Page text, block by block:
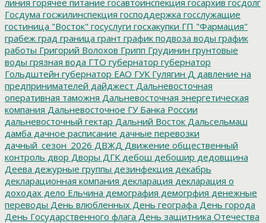
Госдума госжилинспекция господдержка госслужащие
гостиница "Восток" госуслуги госхакупки ГП "Фармация"
грабеж град граница грант график подвоза воды график
работы Григорий Волохов Грипп Грудинин грунтовые
воды грязная вода ГТО губернатор губернатор
Гольдштейн губернатор ЕАО ГУК Гулягин Д давление на
предпринимателей дайджест Дальневосточная
оперативная таможня Дальневосточная энергетическая
компания Дальневосточное ГУ Банка России
дальневосточный гектар Дальний Восток Дальсельмаш
дамба дачное расписание дачные перевозки
дачный_сезон_2026 ДВЖД Движение общественный
контроль двор Дворы ДГК дебош дебошир дедовщина
Деева дежурные группы дезинфекция декабрь
декларационная компания декларация декларация о
доходах дело Ельчина демография демогрфия денежные
переводы День влюбленных День географа День города
День Государственного флага День защитника Отечества